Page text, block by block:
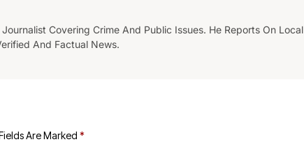
Covering Crime And Public Issues. He Reports On Local
And Factual News.
Are Marked *